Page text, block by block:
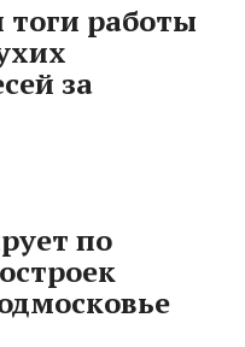
тоги работы
за
по